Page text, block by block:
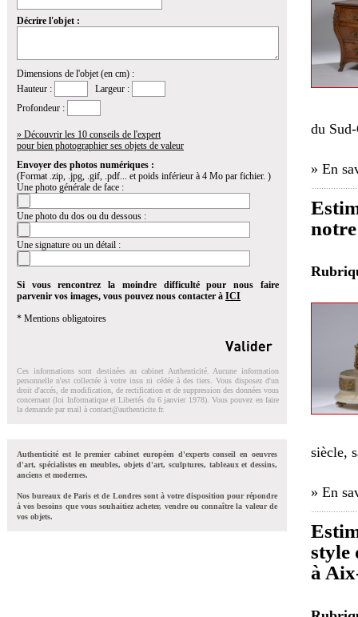
Décrire l'objet :
Dimensions de l'objet (en cm) :
Hauteur :
Largeur :
Profondeur :
» Découvrir les 10 conseils de l'expert
pour bien photographier ses objets de valeur
Envoyer des photos numériques :
(Format .zip, .jpg, .gif, .pdf... et poids inférieur à 4 Mo par fichier. )
Une photo générale de face :
Une photo du dos ou du dessous :
Une signature ou un détail :
Si vous rencontrez la moindre difficulté pour nous faire
parvenir vos images, vous pouvez nous contacter à ICI
* Mentions obligatoires
Ces informations sont destinées au cabinet Authenticité. Aucune information
personnelle n'est collectée à votre insu ni cédée à des tiers. Vous disposez d'un
droit d'accés, de modification, de rectification et de suppression des données vous
concernant (loi Informatique et Libertés du 6 janvier 1978). Vous pouvez en faire
la demande par mail à contact@authenticite.fr.
Authenticité est le premier cabinet européen d'experts conseil en oeuvres
d'art, spécialistes en meubles, objets d'art, sculptures, tableaux et dessins,
anciens et modernes.
Nos bureaux de Paris et de Londres sont à votre disposition pour répondre
à vos besoins que vous souhaitiez acheter, vendre ou connaître la valeur de
vos objets.
du
» En
siècle,
» En
style
à